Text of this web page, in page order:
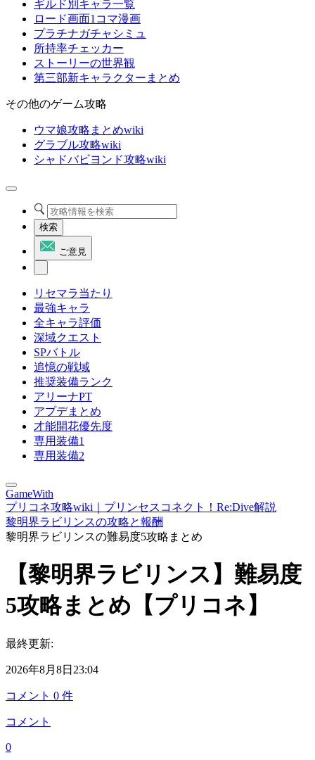
ギルド別キャラ一覧
ロード画面1コマ漫画
プラチナガチャシミュ
所持率チェッカー
ストーリーの世界観
第三部新キャラクターまとめ
その他のゲーム攻略
ウマ娘攻略まとめwiki
グラブル攻略wiki
シャドバビヨンド攻略wiki
検索
ご意見
リセマラ当たり
最強キャラ
全キャラ評価
深域クエスト
SPバトル
追憶の戦域
推奨装備ランク
アリーナPT
アプデまとめ
才能開花優先度
専用装備1
専用装備2
GameWith
プリコネ攻略wiki｜プリンセスコネクト！Re:Dive解説
黎明界ラビリンスの攻略と報酬
黎明界ラビリンスの難易度5攻略まとめ
【黎明界ラビリンス】難易度
5攻略まとめ【プリコネ】
最終更新:
2026年8月8日23:04
コメント 0 件
コメント
0